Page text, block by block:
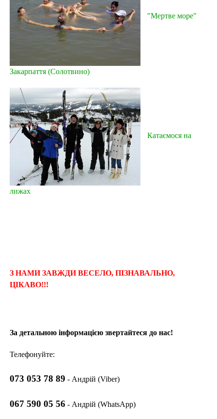
"Мертве море"
Закарпаття (Солотвино)
Катаємося на
лижах
З НАМИ ЗАВЖДИ ВЕСЕЛО, ПІЗНАВАЛЬНО,
ЦІКАВО!!!
За детальною інформацією звертайтеся до нас!
Телефонуйте:
073 053 78 89 - Андрій (Viber)
067 590 05 56 - Андрій (WhatsApp)